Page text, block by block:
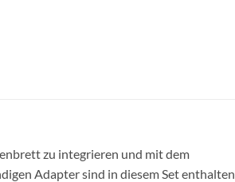
zu integrieren und mit dem
Adapter sind in diesem Set enthalten.